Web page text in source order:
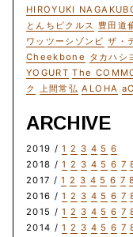
HIROYUKI
とんちピクルス 豊田道
ワッツーシゾンビ ザ・
Cheekbone タカハシ
YOGURT The
ク 上間常弘 ALOHA
ARCHIVE
2019 /1 2 3 4 5 6
2018 /1 2 3 4 5 6 7
2017 /1 2 3 4 5 6 7
2016 /1 2 3 4 5 6 7
2015 /1 2 3 4 5 6 7
2014 /1 2 3 4 5 6 7